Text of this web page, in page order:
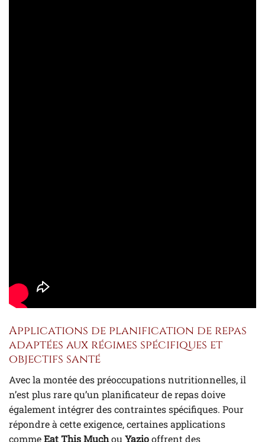
Applications de planification de repas
adaptées aux régimes spécifiques et
objectifs santé
Avec la montée des préoccupations nutritionnelles, il
n’est plus rare qu’un planificateur de repas doive
également intégrer des contraintes spécifiques. Pour
répondre à cette exigence, certaines applications
commeEat This Muchou Yaziooffrent des